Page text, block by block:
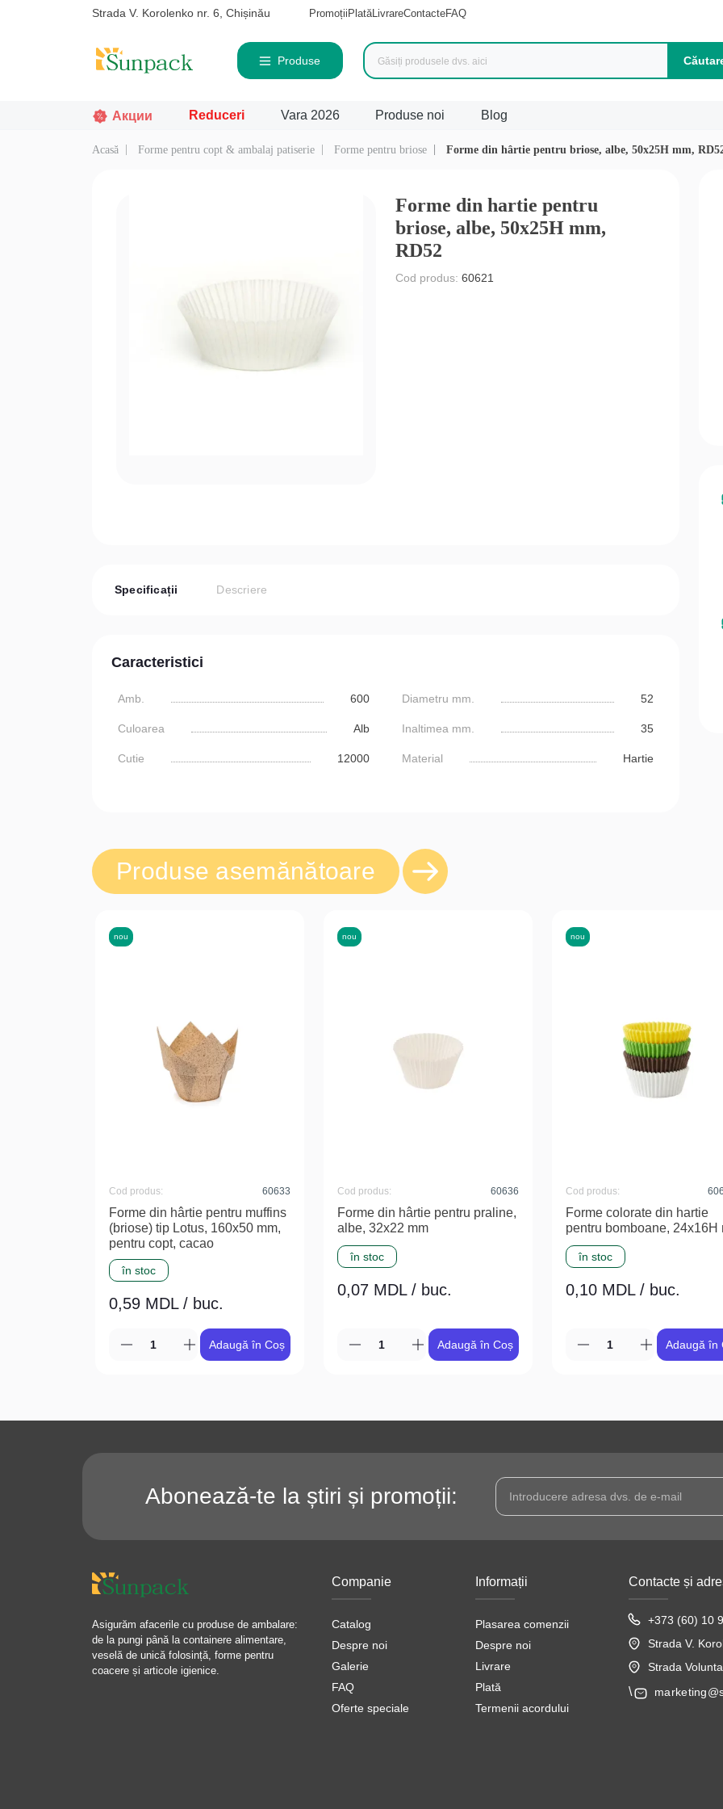
Strada V. Korolenko nr. 6, Chișinău Promoții PlatăLivrareContacteFAQ
Produse
Акции Reduceri Vara 2026 Produse noi Blog
Acasă Forme pentru copt & ambalaj patiserie Forme pentru briose Forme din hârtie pentru briose, albe, 50x25H mm,
Forme din hartie pentru
briose, albe, 50x25H mm,
RD52
Cod produs: 60621
Specificații Descriere
Caracteristici
Amb. 600
Culoarea Alb
Cutie 12000
Diametru mm. 52
Inaltimea mm. 35
Material Hartie
Produse asemănătoare
nou
în stoc
Forme din hârtie pentru muffins
(briose) tip Lotus, 160x50 mm,
pentru copt, cacao
Cod produs: 60633
0,59 MDL / buc.
Adaugă în Coș
nou
în stoc
Forme din hârtie pentru praline,
albe, 32x22 mm
Cod produs: 60636
0,07 MDL / buc.
Adaugă în Coș
nou
în stoc
Forme colorate din hartie
pentru bomboane, 24x16H
Cod produs:
0,10 MDL / buc.
Adaugă în
Abonează-te la știri și promoții:
Asigurăm afacerile cu produse de ambalare:
de la pungi până la containere alimentare,
veselă de unică folosință, forme pentru
coacere și articole igienice.
Companie
Catalog
Despre noi
Galerie
FAQ
Oferte speciale
Informații
Plasarea comenzii
Despre noi
Livrare
Plată
Termenii acordului
Contacte și
+373 (60) 10
Strada V.
Strada
\